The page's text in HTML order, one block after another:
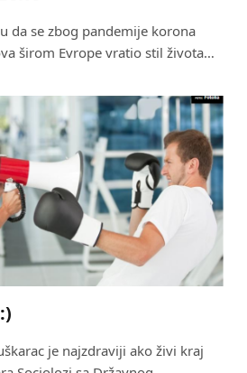
da se zbog pandemije korona
širom Evrope vratio stil života…
je najzdraviji ako živi kraj